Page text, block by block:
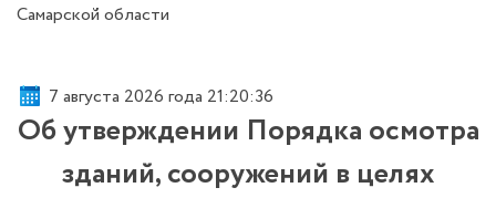
Самарской области
7 августа 2026 года 21:20:36
Об утверждении Порядка осмотра
зданий, сооружений в целях